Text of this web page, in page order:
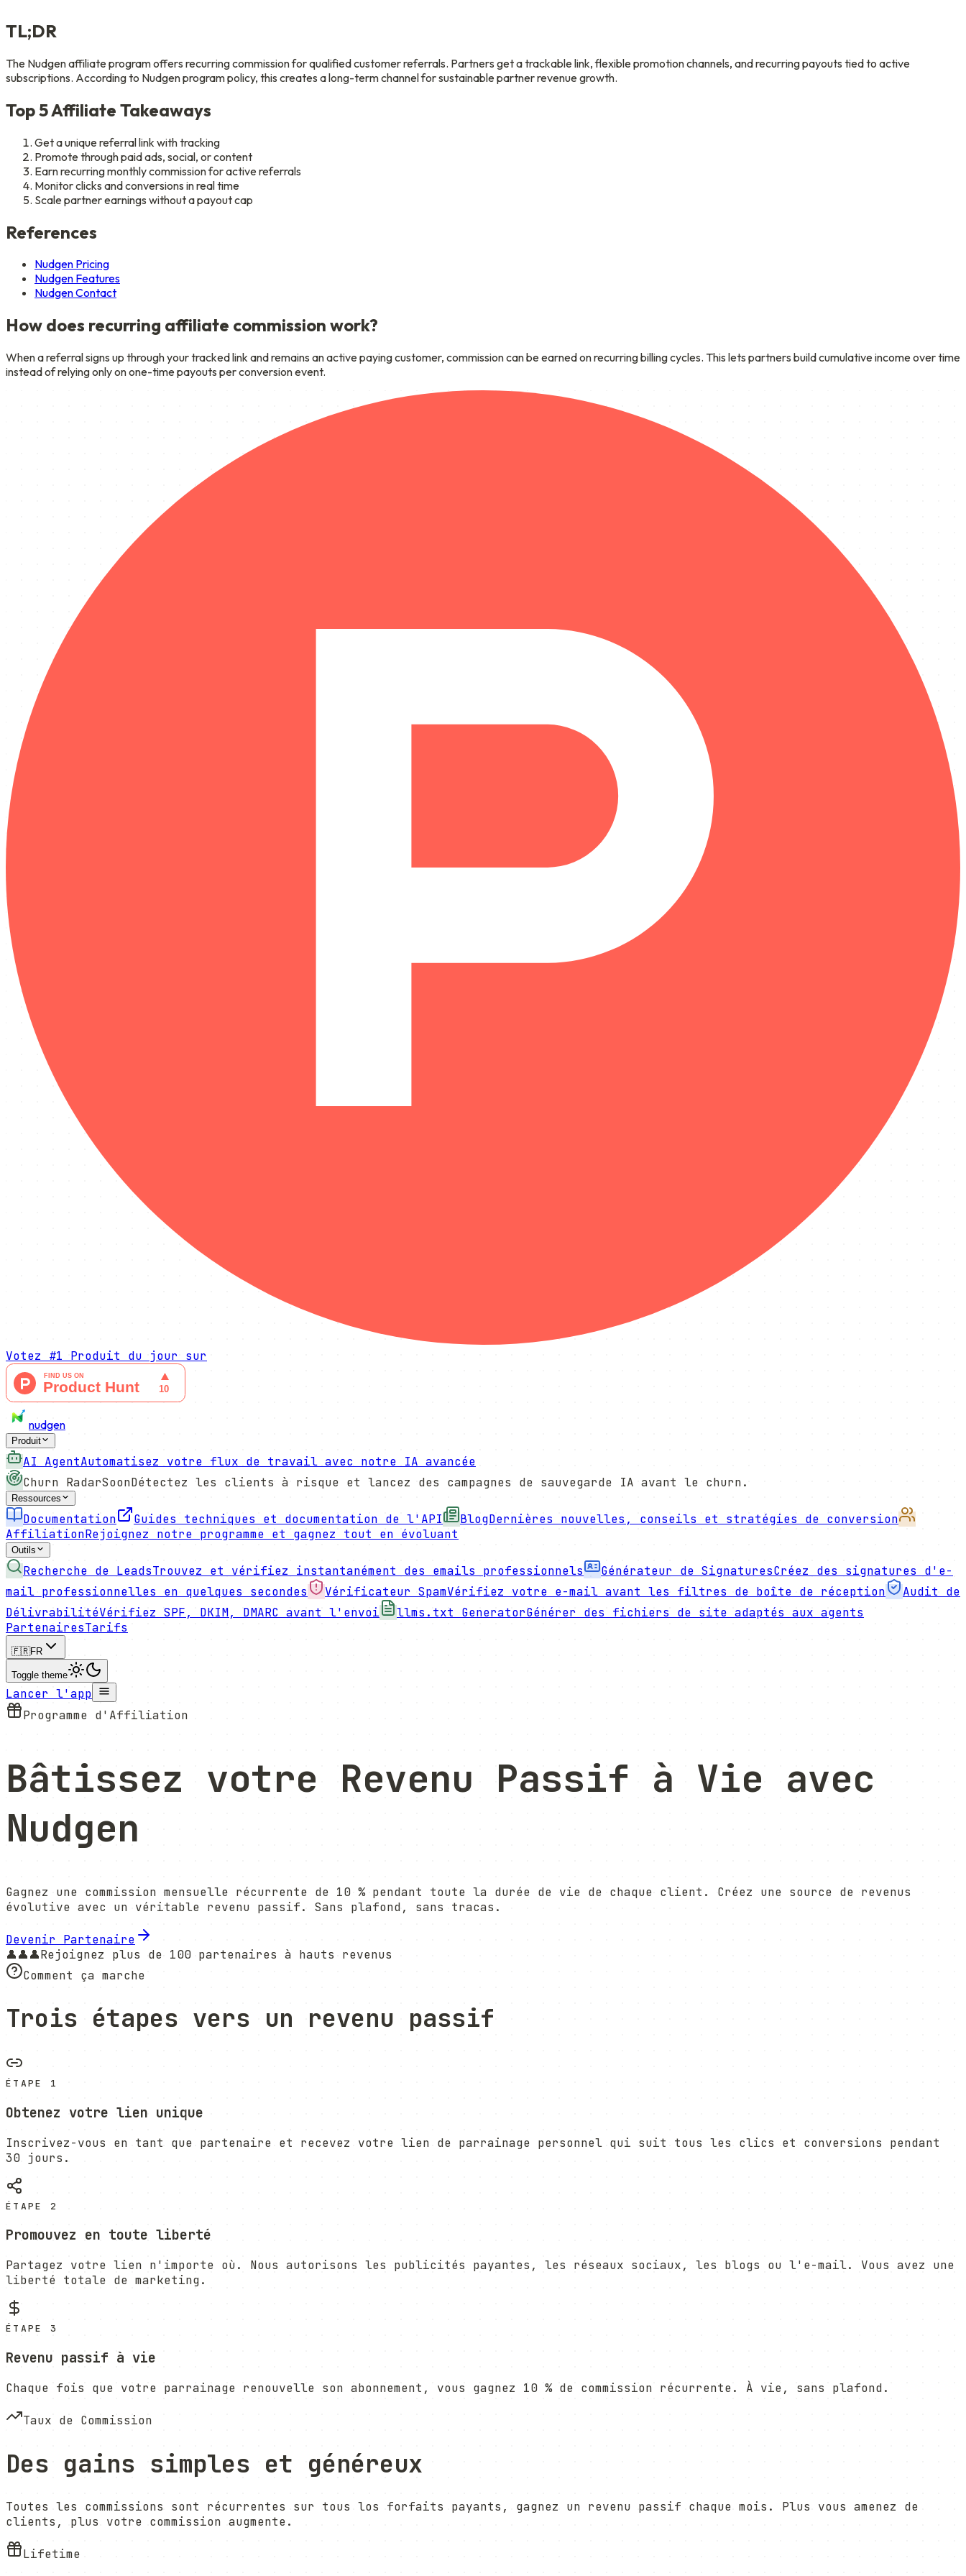
TL;DR
The Nudgen affiliate program offers recurring commission for qualified customer referrals. Partners get a trackable link, flexible promotion channels, and recurring payouts tied to active
subscriptions. According to Nudgen program policy, this creates a long-term channel for sustainable partner revenue growth.
Top 5 Affiliate Takeaways
Get a unique referral link with tracking
Promote through paid ads, social, or content
Earn recurring monthly commission for active referrals
Monitor clicks and conversions in real time
Scale partner earnings without a payout cap
References
Nudgen Pricing
Nudgen Features
Nudgen Contact
How does recurring affiliate commission work?
When a referral signs up through your tracked link and remains an active paying customer, commission can be earned on recurring billing cycles. This lets partners build cumulative income over time
instead of relying only on one-time payouts per conversion event.
Votez #1 Produit du jour sur
nudgen
Produit
AI AgentAutomatisez votre flux de travail avec notre IA avancée
Churn RadarSoonDétectez les clients à risque et lancez des campagnes de sauvegarde IA avant le churn.
Ressources
Documentation Guides techniques et documentation de l'API BlogDernières nouvelles, conseils et stratégies de conversion
AffiliationRejoignez notre programme et gagnez tout en évoluant
Outils
Recherche de LeadsTrouvez et vérifiez instantanément des emails professionnels Générateur de SignaturesCréez des signatures d'e-
mail professionnelles en quelques secondes
Vérificateur SpamVérifiez votre e-mail avant les filtres de boîte de réception
Audit de
DélivrabilitéVérifiez SPF, DKIM, DMARC avant l'envoi llms.txt GeneratorGénérer des fichiers de site adaptés aux agents
PartenairesTarifs
🇫🇷FR
Toggle theme
Lancer l'app
Programme d'Affiliation
Bâtissez votre Revenu Passif à Vie avec
Nudgen
Gagnez une commission mensuelle récurrente de 10 % pendant toute la durée de vie de chaque client. Créez une source de revenus
évolutive avec un véritable revenu passif. Sans plafond, sans tracas.
Devenir Partenaire
👤👤👤Rejoignez plus de 100 partenaires à hauts revenus
Comment ça marche
Trois étapes vers un revenu passif
ÉTAPE 1
Obtenez votre lien unique
Inscrivez-vous en tant que partenaire et recevez votre lien de parrainage personnel qui suit tous les clics et conversions pendant
30 jours.
ÉTAPE 2
Promouvez en toute liberté
Partagez votre lien n'importe où. Nous autorisons les publicités payantes, les réseaux sociaux, les blogs ou l'e-mail. Vous avez une
liberté totale de marketing.
ÉTAPE 3
Revenu passif à vie
Chaque fois que votre parrainage renouvelle son abonnement, vous gagnez 10 % de commission récurrente. À vie, sans plafond.
Taux de Commission
Des gains simples et généreux
Toutes les commissions sont récurrentes sur tous los forfaits payants, gagnez un revenu passif chaque mois. Plus vous amenez de
clients, plus votre commission augmente.
Lifetime